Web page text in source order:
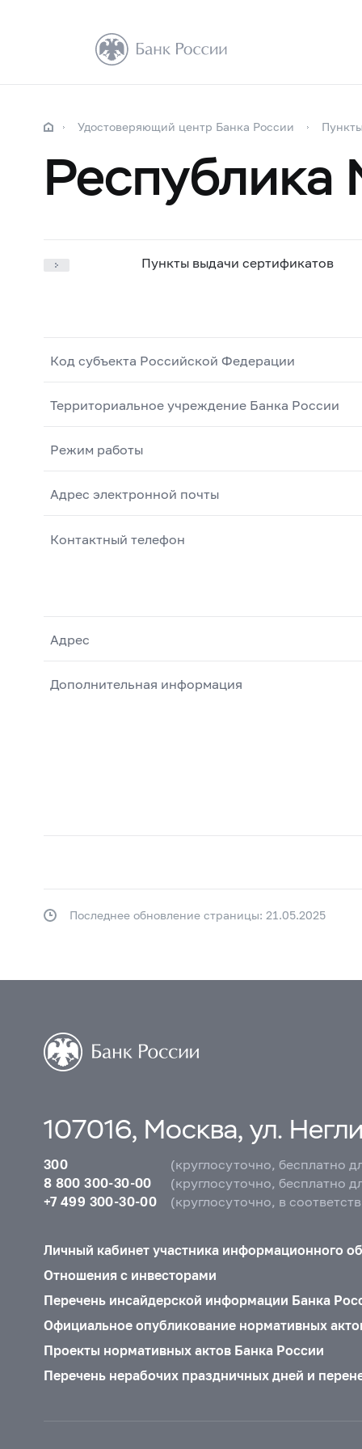
Удостоверяющий центр Банка России
Пункты выдачи сертификатов
Код субъекта Российской Федерации
Территориальное учреждение Банка России
Режим работы
Адрес электронной почты
Контактный телефон
Адрес
Дополнительная информация
Последнее обновление страницы: 21.05.2025
107016, Москва, ул.
300
(круглосуточно, бесплатно
8 800 300-30-00
(круглосуточно, бесплатно
+7 499 300-30-00
(круглосуточно, в
Личный кабинет участника информационного
Отношения с инвесторами
Перечень инсайдерской информации Банка
Официальное опубликование нормативных
Проекты нормативных актов Банка России
Перечень нерабочих праздничных дней и